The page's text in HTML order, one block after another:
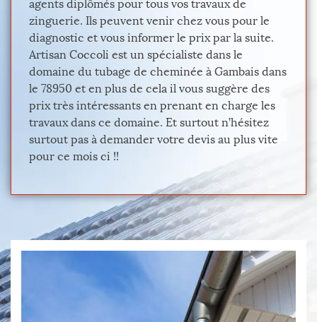
agents diplômés pour tous vos travaux de
zinguerie. Ils peuvent venir chez vous pour le
diagnostic et vous informer le prix par la suite.
Artisan Coccoli est un spécialiste dans le
domaine du tubage de cheminée à Gambais dans
le 78950 et en plus de cela il vous suggère des
prix très intéressants en prenant en charge les
travaux dans ce domaine. Et surtout n’hésitez
surtout pas à demander votre devis au plus vite
pour ce mois ci !!